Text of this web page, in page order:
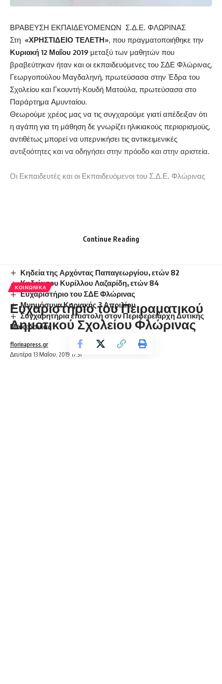
ΒΡΑΒΕΥΣΗ ΕΚΠΑΙΔΕΥΟΜΕΝΩΝ Σ.Δ.Ε. ΦΛΩΡΙΝΑΣ
Στη «ΧΡΗΣΤΙΔΕΙΟ ΤΕΛΕΤΗ», που πραγματοποιήθηκε την
Κυριακή 12 Μαΐου 2019 μεταξύ των μαθητών που
βραβεύτηκαν ήταν και οι εκπαιδευόμενες του ΣΔΕ Φλώρινας,
Γεωργοπούλου Μαγδαληνή, πρωτεύσασα στην Έδρα του
Σχολείου και Γκουντή-Κουδή Ματούλα, πρωτεύσασα στο
Παράρτημα Αμυνταίου.
Θεωρούμε χρέος μας να τις συγχαρούμε γιατί απέδειξαν ότι
η αγάπη για τη μάθηση δε γνωρίζει ηλικιακούς περιορισμούς,
αντιθέτως μπορεί να υπερνικήσει τις αντικειμενικές
αντιξοότητες και να οδηγήσει στην πρόοδο και στην αριστεία.
Οι Εκπαιδευτές και οι Εκπαιδευόμενοι του Σ.Δ.Ε. Φλώρινας
Κηδεία της Αρχόντας Παπαγεωργίου, ετών 82
Κηδεία του Κυρίλλου Λαζαρίδη, ετών 84
Ευχαριστήριο του ΣΔΕ Φλώρινας
Μνημόσυνα Κυριακής 3 Απριλίου
Συγχαρητήρια επιστολή στον Περιφερειάρχη Δυτικής
Μακεδονίας
Continue Reading
ΚΟΙΝΩΝΙΚΆ
Ευχαριστήριο του Πειραματικού
Δημοτικού Σχολείου Φλώρινας
Δευτέρα 13 Μαΐου, 2019 17:31
florinapress.gr